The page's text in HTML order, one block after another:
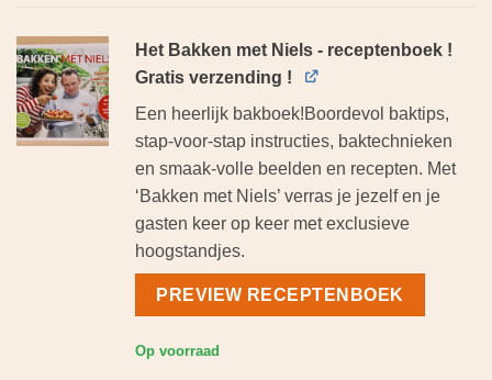
Het Bakken met Niels - receptenboek !
Gratis verzending !
Een heerlijk bakboek!Boordevol baktips,
stap-voor-stap instructies, baktechnieken
en smaak-volle beelden en recepten. Met
‘Bakken met Niels’ verras je jezelf en je
gasten keer op keer met exclusieve
hoogstandjes.
PREVIEW RECEPTENBOEK
Op voorraad